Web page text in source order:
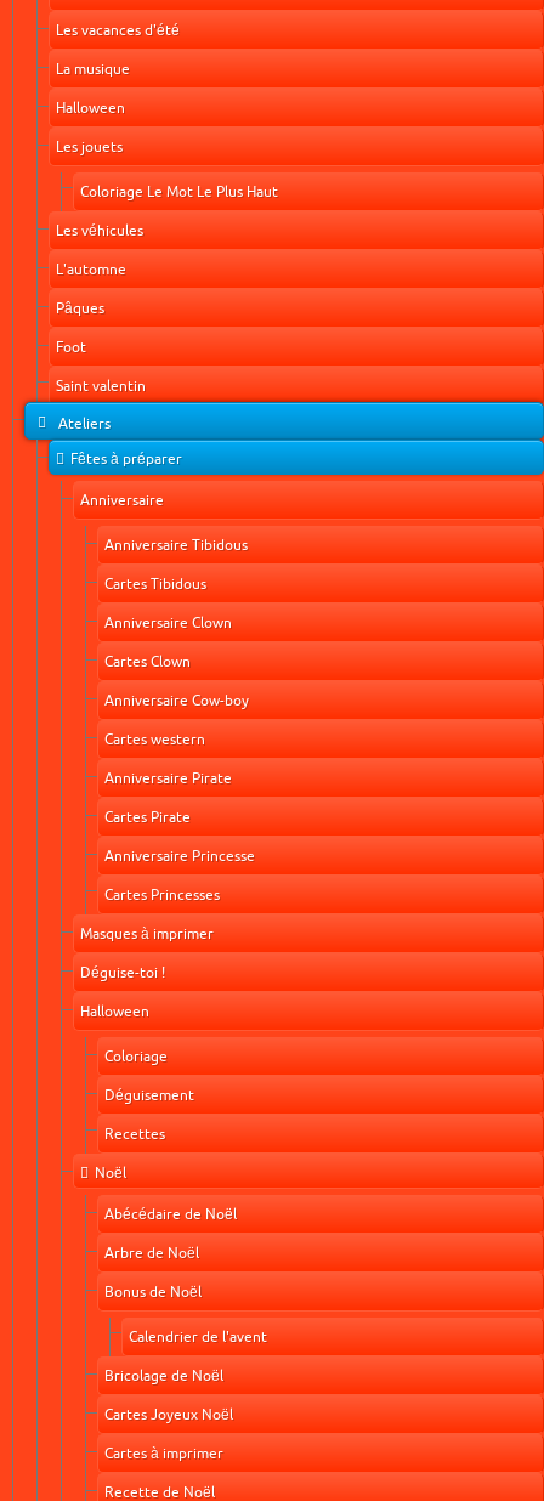
Les vacances d'été
La musique
Halloween
Les jouets
Coloriage Le Mot Le Plus Haut
Les véhicules
L'automne
Pâques
Foot
Saint valentin
Ateliers
Fêtes à préparer
Anniversaire
Anniversaire Tibidous
Cartes Tibidous
Anniversaire Clown
Cartes Clown
Anniversaire Cow-boy
Cartes western
Anniversaire Pirate
Cartes Pirate
Anniversaire Princesse
Cartes Princesses
Masques à imprimer
Déguise-toi !
Halloween
Coloriage
Déguisement
Recettes
Noël
Abécédaire de Noël
Arbre de Noël
Bonus de Noël
Calendrier de l'avent
Bricolage de Noël
Cartes Joyeux Noël
Cartes à imprimer
Recette de Noël